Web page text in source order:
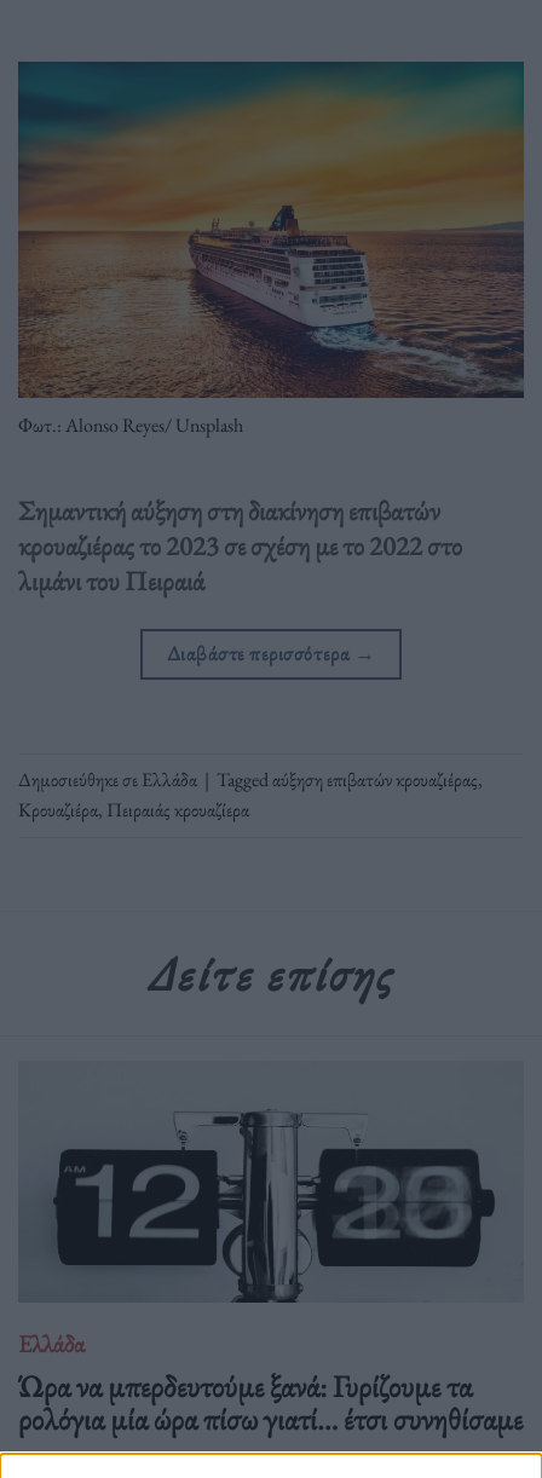
Φωτ.: Alonso Reyes/ Unsplash
Σημαντική αύξηση στη διακίνηση επιβατών
κρουαζιέρας το 2023 σε σχέση με το 2022 στο
λιμάνι του Πειραιά
Διαβάστε περισσότερα →
Δημοσιεύθηκε σεΕλλάδα | Taggedαύξηση επιβατών κρουαζιέρας,
Κρουαζιέρα, Πειραιάς κρουαζίερα
Δείτε επίσης
Ελλάδα
Ώρα να μπερδευτούμε ξανά: Γυρίζουμε τα
ρολόγια μία ώρα πίσω γιατί… έτσι συνηθίσαμε
16.10.25